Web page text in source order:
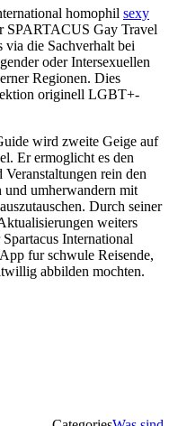
homophil sexy
SPARTACUS Gay Travel
via die Sachverhalt bei
oder Intersexuellen
Regionen. Dies
originell LGBT+-
wird zweite Geige auf
Er ermoglicht es den
rein den
umherwandern mit
Durch seiner
weiters
International
fur schwule Reisende,
abbilden mochten.